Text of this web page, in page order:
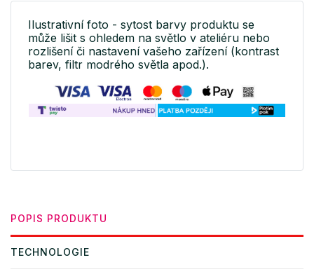
Ilustrativní foto - sytost barvy produktu se
může lišit s ohledem na světlo v ateliéru nebo
rozlišení či nastavení vašeho zařízení (kontrast
barev, filtr modrého světla apod.).
POPIS PRODUKTU
TECHNOLOGIE